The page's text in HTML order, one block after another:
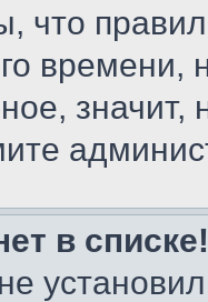
что
значит,
в списке!